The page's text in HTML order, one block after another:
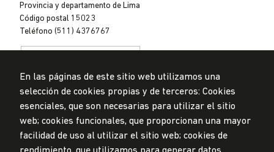
Provincia y departamento de Lima
Código postal 15023
Teléfono (511) 4376767
Privacidad de datos personales
Mesa de partes
En las páginas de este sitio web utilizamos una
selección de cookies propias y de terceros: Cookies
esenciales, que son necesarias para utilizar el sitio
web; cookies funcionales, que proporcionan una mayor
facilidad de uso al utilizar el sitio web; cookies de